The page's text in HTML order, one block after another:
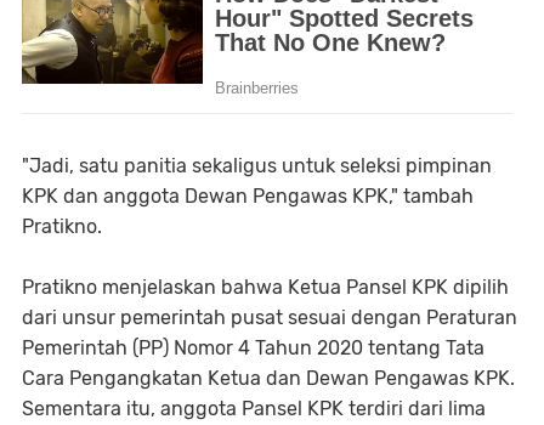
"Jadi, satu panitia sekaligus untuk seleksi pimpinan
KPK dan anggota Dewan Pengawas KPK," tambah
Pratikno.
Pratikno menjelaskan bahwa Ketua Pansel KPK dipilih
dari unsur pemerintah pusat sesuai dengan Peraturan
Pemerintah (PP) Nomor 4 Tahun 2020 tentang Tata
Cara Pengangkatan Ketua dan Dewan Pengawas KPK.
Sementara itu, anggota Pansel KPK terdiri dari lima